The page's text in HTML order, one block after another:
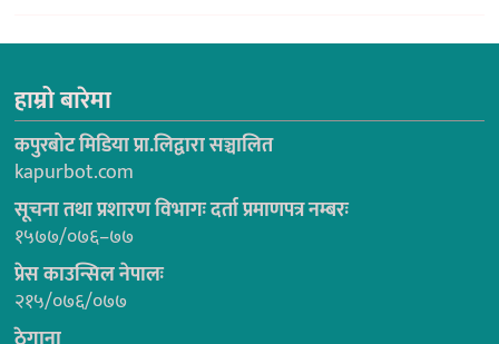
हाम्रो बारेमा
कपुरबोट मिडिया प्रा.लिद्वारा सञ्चालित
kapurbot.com
सूचना तथा प्रशारण विभागः दर्ता प्रमाणपत्र नम्बरः
१५७७/०७६–७७
प्रेस काउन्सिल नेपालः
२१५/०७६/०७७